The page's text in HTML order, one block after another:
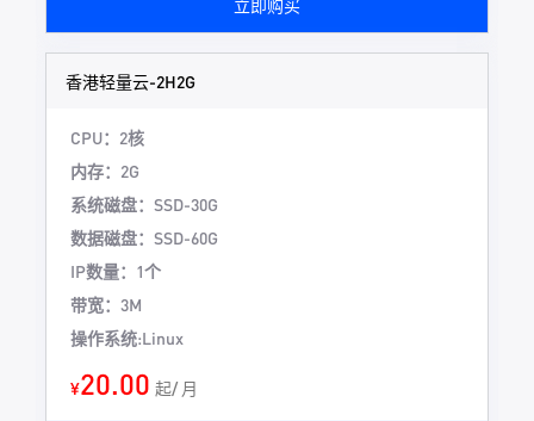
立即购买
香港轻量云-2H2G
CPU：2核
内存：2G
系统磁盘：SSD-30G
数据磁盘：SSD-60G
IP数量：1个
带宽：3M
操作系统:Linux
¥20.00 起/ 月